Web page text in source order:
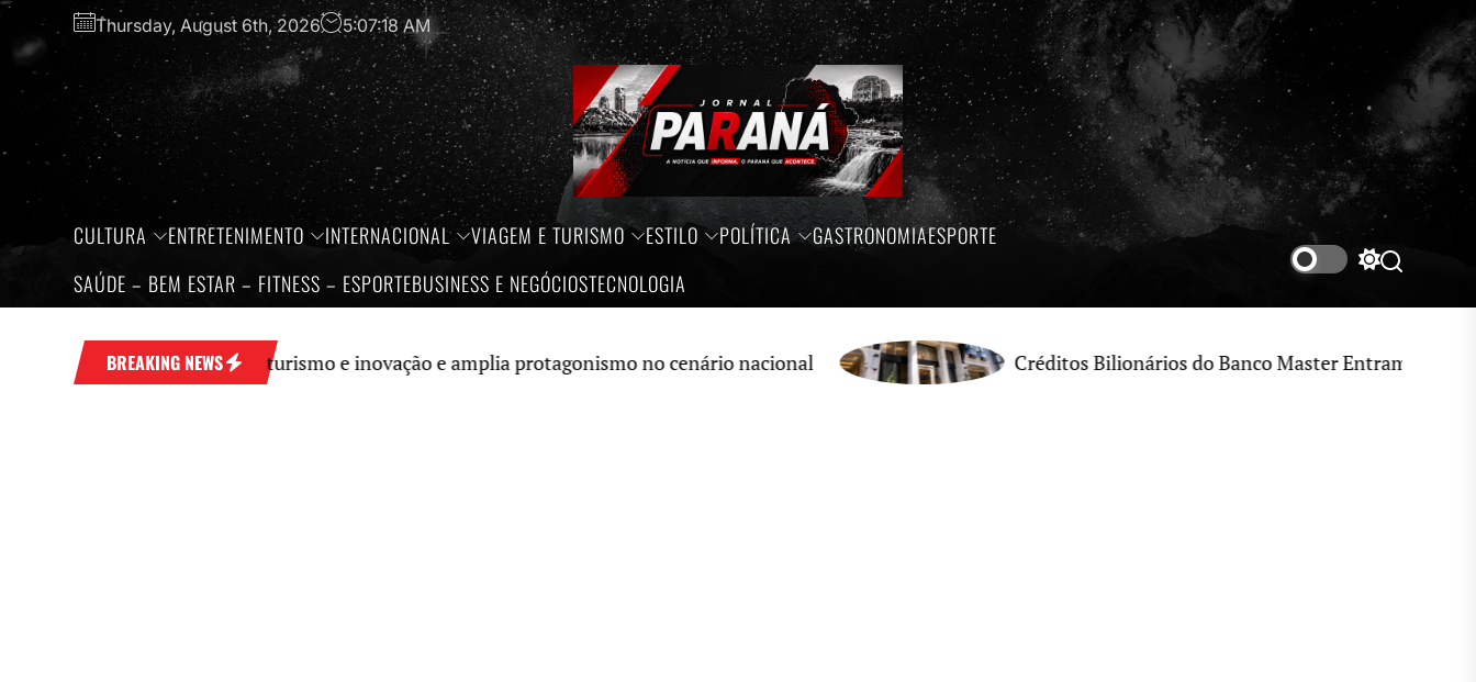
Skip
content
Thursday, August 6th, 2026 5:07:19 AM
CULTURA ENTRETENIMENTO INTERNACIONAL VIAGEM E TURISMO ESTILO POLÍTICA GASTRONOMIAESPORTE
SAÚDE – BEM ESTAR – FITNESS – ESPORTEBUSINESS E NEGÓCIOSTECNOLOGIA
SwitchSearch
BREAKING NEWS
fortalece economia, turismo e inovação e amplia protagonismo no cenário nacional Créditos Bilionários do Banco Master Entram no Radar de